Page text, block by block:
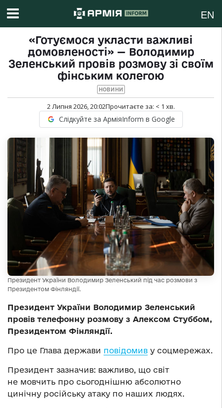
EN
«Готуємося укласти важливі
домовленості» — Володимир
Зеленський провів розмову зі своїм
фінським колегою
НОВИНИ
2 Липня 2026, 20:02Прочитаєте за: < 1 хв.
Слідкуйте за АрміяInform в Google
Президент України Володимир Зеленський під час розмови з
Президентом Фінляндії.
Президент України Володимир Зеленський
провів телефонну розмову з Алексом Стуббом,
Президентом Фінляндії.
Про це Глава держави повідомив у соцмережах.
Президент зазначив: важливо, що світ
не мовчить про сьогоднішню абсолютно
цинічну російську атаку по наших людях.